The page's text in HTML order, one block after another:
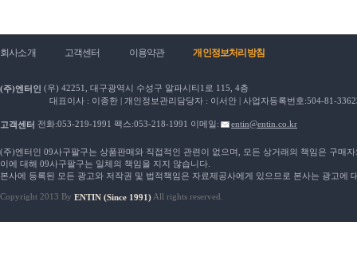
회사소개 고객센터 이용약관 개인정보처리방침
(주)엔터인 (우) 42251, 대구광역시 수성구 알파시티1로 115, 4층
대표이사 : 이종한 | 개인정보관리담당자 : 이서안 | 사업자등록번호:504-81-
고객센터 전화:053-219-1991 팩스:053-218-1991 이메일: entin@entin.co.kr
(주)엔터인 09사구팔구는 상품판매와 직접적인 관련이 없으며, 모든 상거래의 책임은 구매
이에 대해 09사구팔구는 일체의 책임을 지지 않습니다.
본사에 등록된 모든 광고와 저작권 및 법적책임은 자료제공사에게 있으므로 본사는 광고에
Copyright 2013 By ENTIN (Since 1991) All rights reserved.